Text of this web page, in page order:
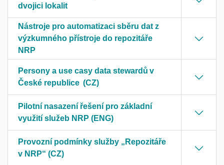
dvojici lokalit
Nástroje pro automatizaci sběru dat z
výzkumného přístroje do repozitáře
NRP
Persony a use casy data stewardů v
České republice (CZ)
Pilotní nasazení řešení pro základní
využití služeb NRP (ENG)
Provozní podmínky služby „Repozitáře
v NRP“ (CZ)